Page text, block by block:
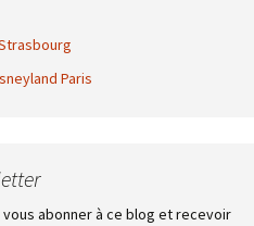
Paris
abonner à ce blog et recevoir